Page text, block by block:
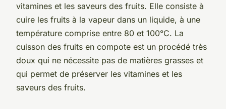
vitamines et les saveurs des fruits. Elle consiste à
cuire les fruits à la vapeur dans un liquide, à une
température comprise entre 80 et 100°C. La
cuisson des fruits en compote est un procédé très
doux qui ne nécessite pas de matières grasses et
qui permet de préserver les vitamines et les
saveurs des fruits.